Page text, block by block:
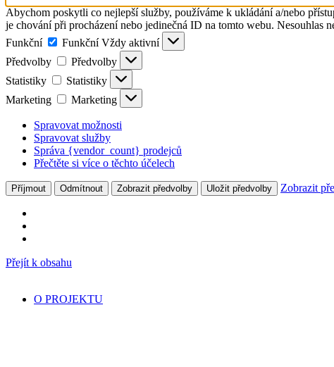
Abychom poskytli co nejlepší služby, používáme k ukládání a/nebo
je chování při procházení nebo jedinečná ID na tomto webu. Nesouhlas
Funkční
Funkční Vždy aktivní
Předvolby
Předvolby
Statistiky
Statistiky
Marketing
Marketing
Spravovat možnosti
Spravovat služby
Správa {vendor_count} prodejců
Přečtěte si více o těchto účelech
Příjmout Odmítnout Zobrazit předvolby Uložit předvolby Zobrazit
Přejít k obsahu
O PROJEKTU